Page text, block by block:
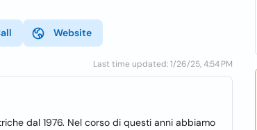
Website
Last time updated: 1/26/25, 4:54 PM
dal 1976. Nel corso di questi anni abbiamo